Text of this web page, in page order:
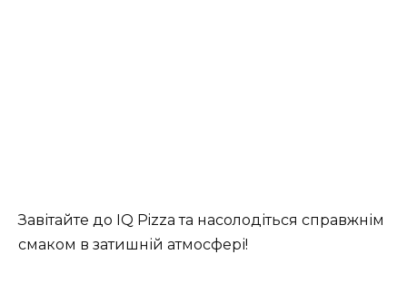
Завітайте до IQ Pizza та насолодіться справжнім
смаком в затишній атмосфері!